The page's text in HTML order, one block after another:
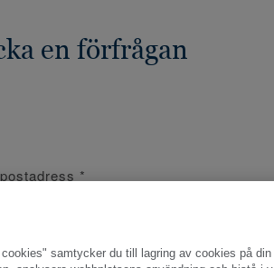
en förfrågan
*
samtycker du till lagring av cookies på